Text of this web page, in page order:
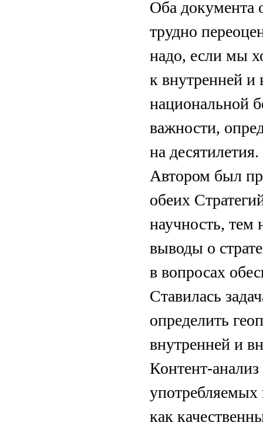
Оба документа
трудно
надо, если мы
к внутренней и
национальной
важности,
на десятилетия.
Автором был
обеих
научность, тем
выводы о
в вопросах
Ставилась
определить
внутренней и
Контент-­
как